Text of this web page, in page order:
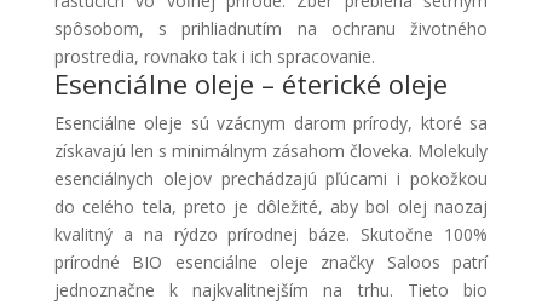
spôsobom, s prihliadnutím na ochranu životného
prostredia, rovnako tak i ich spracovanie.
Esenciálne oleje – éterické oleje
Esenciálne oleje sú vzácnym darom prírody, ktoré sa
získavajú len s minimálnym zásahom človeka. Molekuly
esenciálnych olejov prechádzajú pľúcami i pokožkou
do celého tela, preto je dôležité, aby bol olej naozaj
kvalitný a na rýdzo prírodnej báze. Skutočne 100%
prírodné BIO esenciálne oleje značky Saloos patrí
jednoznačne k najkvalitnejším na trhu. Tieto bio